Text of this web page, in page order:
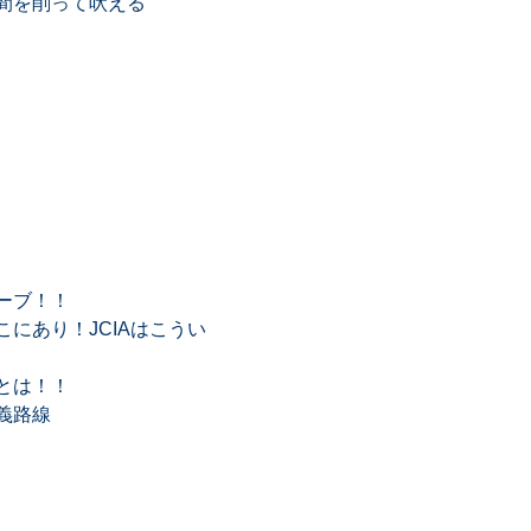
ブ！！
にあり！JCIAはこうい
は！！
路線